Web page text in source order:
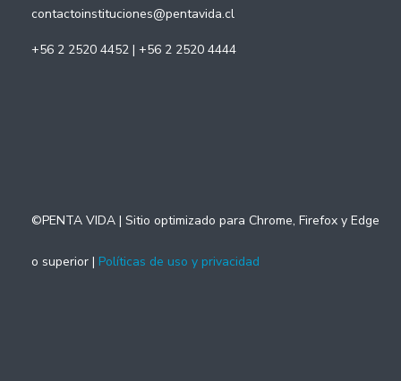
contactoinstituciones@pentavida.cl
+56 2 2520 4452 | +56 2 2520 4444
©PENTA VIDA | Sitio optimizado para Chrome, Firefox y Edge
o superior | Políticas de uso y privacidad